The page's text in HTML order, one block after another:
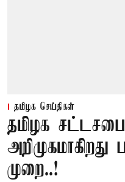
தமிழக செய்திகள்
தமிழக
முறை..!